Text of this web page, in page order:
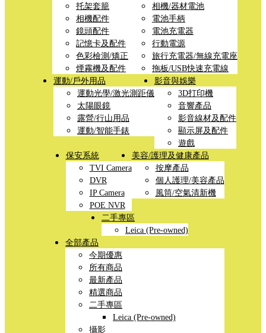
托架套籠
相機配件
鏡頭配件
記憶卡及配件
色彩檢測/矯正
煙霧機及配件
相機/器材電池
電池手柄
電池充電器
行動電源
旅行充電器/無線充電座
拖板/USB快速充電線
運動/戶外用品
運動光學/激光測距儀
太陽眼鏡
露營/行山用品
運動/智能手錶
影音與娛樂
3D打印機
音響產品
影音線材及配件
顯示屏及配件
遊戲
保安系統
TVI Camera
DVR
IP Camera
POE NVR
美容/護理及健康產品
按摩產品
個人護理/美容產品
風筒/空氣清新機
二手專區
Leica (Pre-owned)
全部產品
今期優惠
所有商品
最新產品
精選商品
二手專區
Leica (Pre-owned)
攝影